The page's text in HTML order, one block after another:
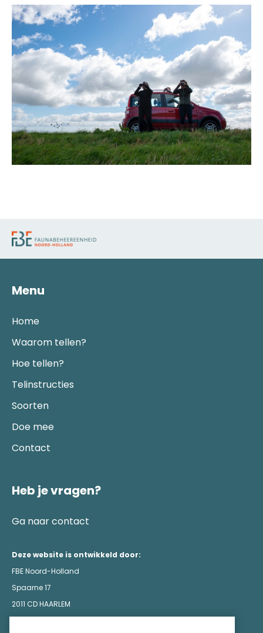
Menu
Home
Waarom tellen?
Hoe tellen?
Telinstructies
Soorten
Doe mee
Contact
Heb je vragen?
Ga naar contact
Deze website is ontwikkeld door:
FBE Noord-Holland
Spaarne 17
2011 CD HAARLEM